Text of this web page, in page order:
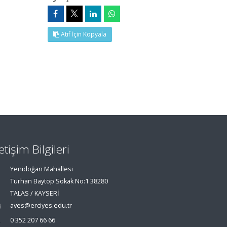
Atıf İçin Kopyala
Bilgileri
Yenidoğan Mahallesi
Turhan Baytop Sokak No:1 38280
TALAS / KAYSERİ
aves@erciyes.edu.tr
0 352 207 66 66